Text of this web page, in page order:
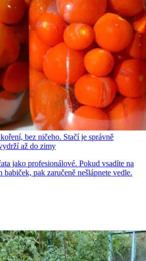
bez ničeho. Stačí je správně
až do zimy
jako profesionálové. Pokud vsadíte na
babiček, pak zaručeně nešlápnete vedle.